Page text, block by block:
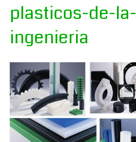
plasticos-de-la-
ingenieria